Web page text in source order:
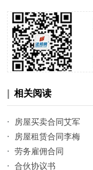
相关阅读
·
房屋买卖合同艾军
·
房屋租赁合同李梅
·
劳务雇佣合同
·
合伙协议书